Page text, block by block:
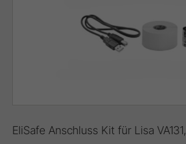
EliSafe Anschluss Kit für Lisa